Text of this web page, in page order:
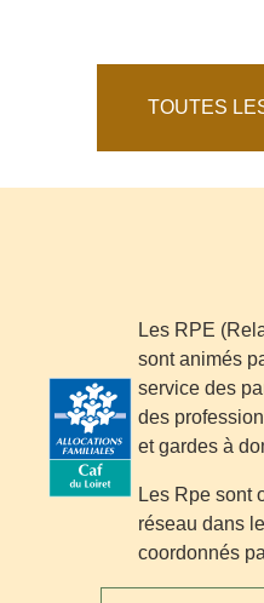
TOUTES
Les RPE
sont animés
service des
des
et gardes à
Les Rpe sont
réseau dans
coordonnés